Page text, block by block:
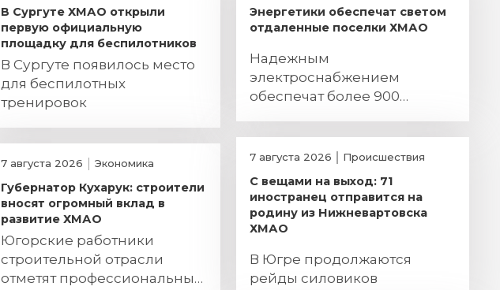
В Сургуте ХМАО открыли
первую официальную
площадку для беспилотников
В Сургуте появилось место
для беспилотных
тренировок
7 августа 2026 Экономика
Губернатор Кухарук: строители
вносят огромный вклад в
развитие ХМАО
Югорские работники
строительной отрасли
отметят профессиональный
Энергетики обеспечат светом
отдаленные поселки ХМАО
Надежным
электроснабжением
обеспечат более 900
7 августа 2026 Происшествия
С вещами на выход: 71
иностранец отправится на
родину из Нижневартовска
ХМАО
В Югре продолжаются
рейды силовиков